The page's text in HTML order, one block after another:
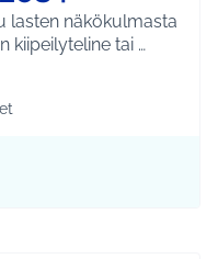
lasten näkökulmasta
kiipeilyteline tai …
Liikunta ja